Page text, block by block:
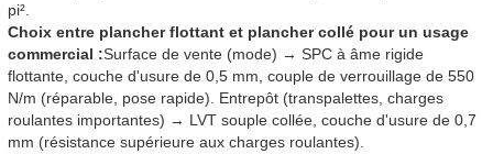
pi².
Choix entre plancher flottant et plancher collé pour un usage
commercial :Surface de vente (mode) → SPC à âme rigide
flottante, couche d'usure de 0,5 mm, couple de verrouillage de 550
N/m (réparable, pose rapide). Entrepôt (transpalettes, charges
roulantes importantes) → LVT souple collée, couche d'usure de 0,7
mm (résistance supérieure aux charges roulantes).